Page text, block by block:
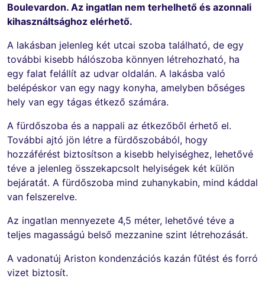
Boulevardon. Az ingatlan nem terhelhető és azonnali
kihasználtsághoz elérhető.
A lakásban jelenleg két utcai szoba található, de egy
további kisebb hálószoba könnyen létrehozható, ha
egy falat felállít az udvar oldalán. A lakásba való
belépéskor van egy nagy konyha, amelyben bőséges
hely van egy tágas étkező számára.
A fürdőszoba és a nappali az étkezőből érhető el.
További ajtó jön létre a fürdőszobából, hogy
hozzáférést biztosítson a kisebb helyiséghez, lehetővé
téve a jelenleg összekapcsolt helyiségek két külön
bejáratát. A fürdőszoba mind zuhanykabin, mind káddal
van felszerelve.
Az ingatlan mennyezete 4,5 méter, lehetővé téve a
teljes magasságú belső mezzanine szint létrehozását.
A vadonatúj Ariston kondenzációs kazán fűtést és forró
vizet biztosít.